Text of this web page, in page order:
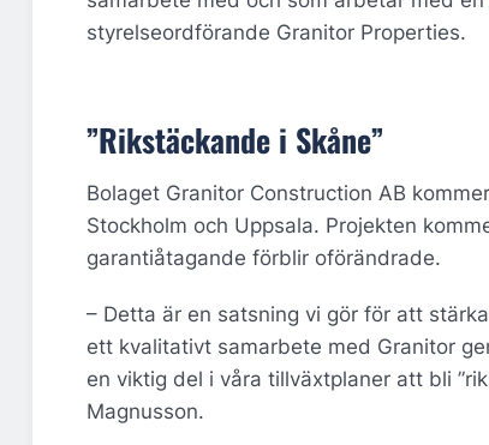
styrelseordförande Granitor Properties.
”Rikstäckande i Skåne”
Bolaget Granitor Construction AB
Stockholm och Uppsala. Projekten
garantiåtagande förblir oförändrade.
– Detta är en satsning vi gör för att
ett kvalitativt samarbete med Granitor
en viktig del i våra tillväxtplaner att bli
Magnusson.